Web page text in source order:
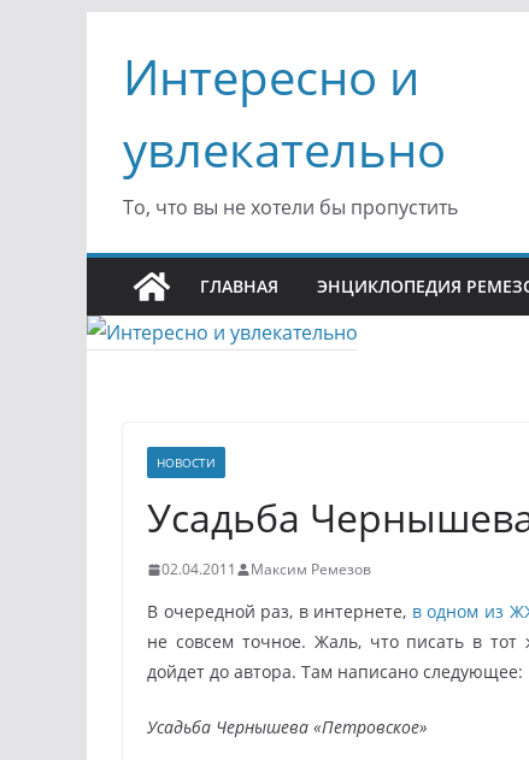
содержимому
Интересно и
увлекательно
То, что вы не хотели бы пропустить
ГЛАВНАЯ ЭНЦИКЛОПЕДИЯ
НОВОСТИ
Усадьба
02.04.2011 Максим Ремезов
В очередной раз, в интернете, в одном из
не совсем точное. Жаль, что писать в тот
дойдет до автора. Там написано следующее:
Усадьба Чернышева «Петровское»